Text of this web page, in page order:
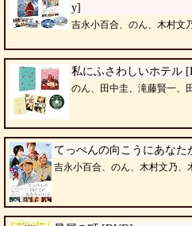
y]
吉永小百合、のん、木村文
私にふさわしいホテル
のん、田中圭、滝藤賢一、
てっぺんの向こうにあな
吉永小百合、のん、木村文乃、